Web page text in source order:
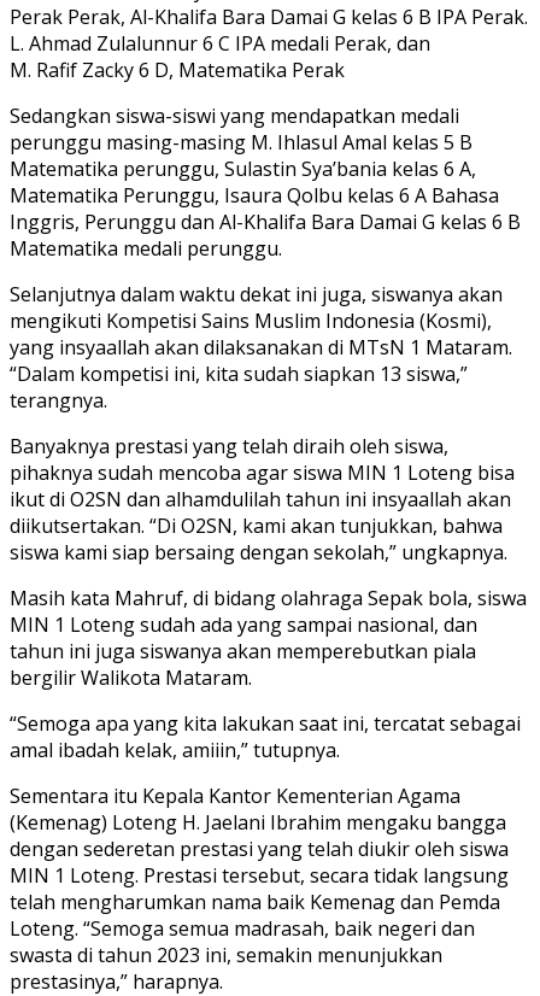
Perak Perak, Al-Khalifa Bara Damai G kelas 6 B IPA Perak.
L. Ahmad Zulalunnur 6 C IPA medali Perak, dan
M. Rafif Zacky 6 D, Matematika Perak
Sedangkan siswa-siswi yang mendapatkan medali
perunggu masing-masing M. Ihlasul Amal kelas 5 B
Matematika perunggu, Sulastin Sya’bania kelas 6 A,
Matematika Perunggu, Isaura Qolbu kelas 6 A Bahasa
Inggris, Perunggu dan Al-Khalifa Bara Damai G kelas 6 B
Matematika medali perunggu.
Selanjutnya dalam waktu dekat ini juga, siswanya akan
mengikuti Kompetisi Sains Muslim Indonesia (Kosmi),
yang insyaallah akan dilaksanakan di MTsN 1 Mataram.
“Dalam kompetisi ini, kita sudah siapkan 13 siswa,”
terangnya.
Banyaknya prestasi yang telah diraih oleh siswa,
pihaknya sudah mencoba agar siswa MIN 1 Loteng bisa
ikut di O2SN dan alhamdulilah tahun ini insyaallah akan
diikutsertakan. “Di O2SN, kami akan tunjukkan, bahwa
siswa kami siap bersaing dengan sekolah,” ungkapnya.
Masih kata Mahruf, di bidang olahraga Sepak bola, siswa
MIN 1 Loteng sudah ada yang sampai nasional, dan
tahun ini juga siswanya akan memperebutkan piala
bergilir Walikota Mataram.
“Semoga apa yang kita lakukan saat ini, tercatat sebagai
amal ibadah kelak, amiiin,” tutupnya.
Sementara itu Kepala Kantor Kementerian Agama
(Kemenag) Loteng H. Jaelani Ibrahim mengaku bangga
dengan sederetan prestasi yang telah diukir oleh siswa
MIN 1 Loteng. Prestasi tersebut, secara tidak langsung
telah mengharumkan nama baik Kemenag dan Pemda
Loteng. “Semoga semua madrasah, baik negeri dan
swasta di tahun 2023 ini, semakin menunjukkan
prestasinya,” harapnya.